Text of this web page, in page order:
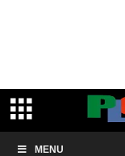
MENU
Início ARTIGOS